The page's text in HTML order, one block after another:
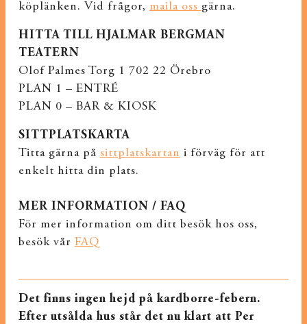
köplänken. Vid frågor, maila oss gärna.
HITTA TILL HJALMAR BERGMAN
TEATERN
Olof Palmes Torg 1 702 22 Örebro
PLAN 1 – ENTRÉ
PLAN 0 – BAR & KIOSK
SITTPLATSKARTA
Titta gärna på sittplatskartan i förväg för att
enkelt hitta din plats.
MER INFORMATION / FAQ
För mer information om ditt besök hos oss,
besök vår FAQ
Det finns ingen hejd på kardborre-febern.
Efter utsålda hus står det nu klart att Per